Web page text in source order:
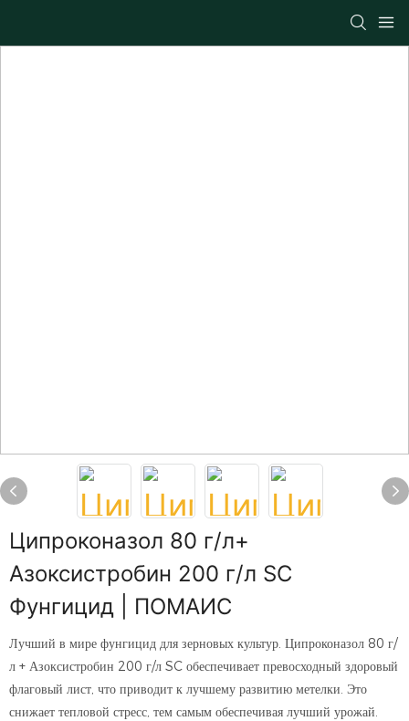
Ципроконазол 80 г/л+
Азоксистробин 200 г/л SC
Фунгицид | ПОМАИС
Лучший в мире фунгицид для зерновых культур. Ципроконазол 80 г/
л + Азоксистробин 200 г/л SC обеспечивает превосходный здоровый
флаговый лист, что приводит к лучшему развитию метелки. Это
снижает тепловой стресс, тем самым обеспечивая лучший урожай.